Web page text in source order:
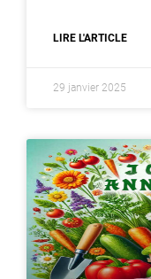
LIRE L'ARTICLE
29 janvier 2025